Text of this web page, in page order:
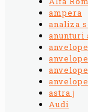
ampera
analiza
anunturi
astra j
Audi